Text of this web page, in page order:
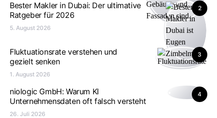
2
Bester Makler in Dubai: Der ultimative
Ratgeber für 2026
5. August 2026
3
Fluktuationsrate verstehen und
gezielt senken
1. August 2026
4
niologic GmbH: Warum KI
Unternehmensdaten oft falsch versteht
26. Juli 2026